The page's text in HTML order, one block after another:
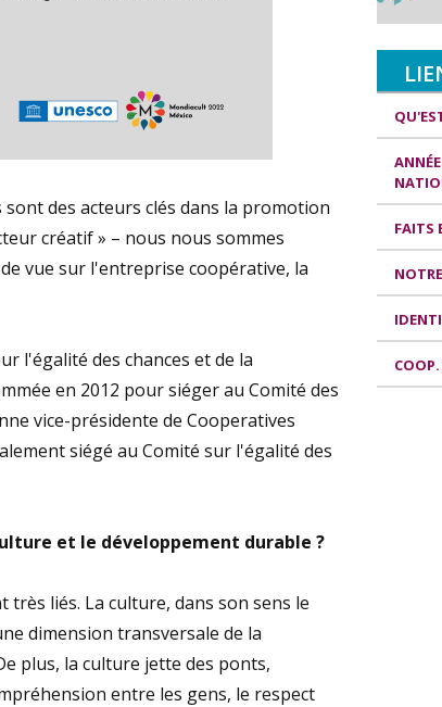
des acteurs clés dans la promotion
créatif » – nous nous sommes
vue sur l'entreprise coopérative, la
l'égalité des chances et de la
en 2012 pour siéger au Comité des
vice-présidente de Cooperatives
siégé au Comité sur l'égalité des
et le développement durable ?
liés. La culture, dans son sens le
dimension transversale de la
plus, la culture jette des ponts,
entre les gens, le respect
FAITS